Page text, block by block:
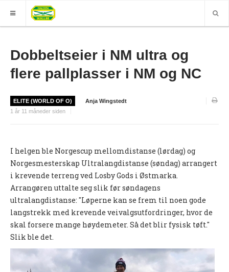
HJEM
ELITE
Nyheter (World of O)
Løpe for Halden SK?
Join Halden?
UFO (2.-10. KLASSE)
Dobbeltseier i NM ultra og
flere pallplasser i NM og NC
ELITE (WORLD OF O)
Anja Wingstedt
1 år 11 måneder siden
I helgen ble Norgescup mellomdistanse (lørdag) og
Norgesmesterskap Ultralangdistanse (søndag) arrangert
i krevende terreng ved Losby Gods i Østmarka.
Arrangøren uttalte seg slik før søndagens
ultralangdistanse: "Løperne kan se frem til noen gode
langstrekk med krevende veivalgsutfordringer, hvor de
skal forsere mange høydemeter. Så det blir fysisk tøft."
Slik ble det.